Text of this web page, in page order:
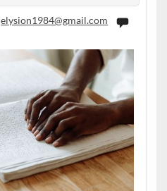
elysion1984@gmail.com